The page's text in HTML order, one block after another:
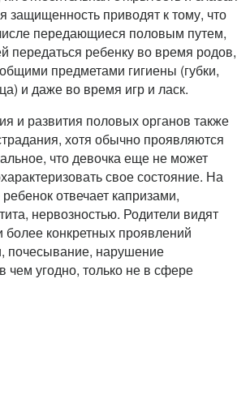
защищенность приводят к тому, что
передающиеся половым путем,
передаться ребенку во время родов,
предметами гигиены (губки,
и даже во время игр и ласк.
и развития половых органов также
хотя обычно проявляются
что девочка еще не может
свое состояние. На
отвечает капризами,
нервозностью. Родители видят
более конкретных проявлений
почесывание, нарушение
чем угодно, только не в сфере